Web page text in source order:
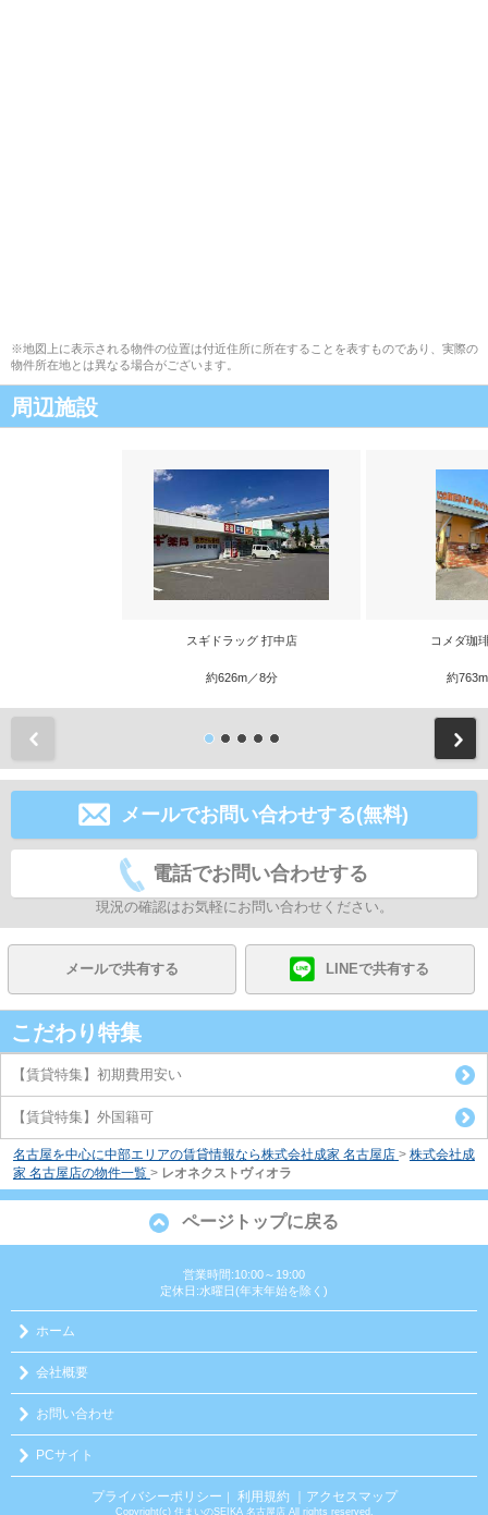
※地図上に表示される物件の位置は付近住所に所在することを表すものであり、実際の
物件所在地とは異なる場合がございます。
周辺施設
スギドラッグ 打中店
約626m／8分
コメダ珈
約
メールでお問い合わせする(無料)
電話でお問い合わせする
現況の確認はお気軽にお問い合わせください。
メールで共有する LINEで共有する
こだわり特集
【賃貸特集】初期費用安い
【賃貸特集】外国籍可
名古屋を中心に中部エリアの賃貸情報なら株式会社成家 名古屋店 > 株式会社成
家 名古屋店の物件一覧 > レオネクストヴィオラ
ページトップに戻る
営業時間:10:00～19:00
定休日:水曜日(年末年始を除く)
ホーム
会社概要
お問い合わせ
PCサイト
プライバシーポリシー 利用規約 ｜アクセスマップ
Copyright(c) 住まいのSEIKA 名古屋店 All rights reserved.